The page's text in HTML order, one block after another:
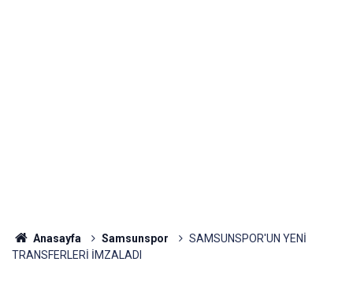
Anasayfa Samsunspor
SAMSUNSPOR'UN YENİ
TRANSFERLERİ İMZALADI